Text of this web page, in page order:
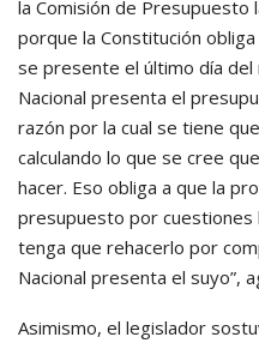
la Comisión de Presupuesto
porque la Constitución
se presente el último día
Nacional presenta el
razón por la cual se tiene
calculando lo que se cree
hacer. Eso obliga a que la
presupuesto por
tenga que rehacerlo por
Nacional presenta el suyo”,
Asimismo, el legislador